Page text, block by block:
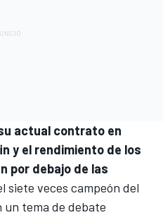
actual contrato en
y el rendimiento de los
por debajo de las
siete veces campeón del
un tema de debate